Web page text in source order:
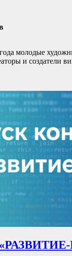
молодые
и создатели